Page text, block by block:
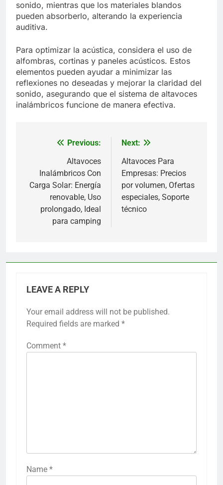
sonido, mientras que los materiales blandos
pueden absorberlo, alterando la experiencia
auditiva.
Para optimizar la acústica, considera el uso de
alfombras, cortinas y paneles acústicos. Estos
elementos pueden ayudar a minimizar las
reflexiones no deseadas y mejorar la claridad del
sonido, asegurando que el sistema de altavoces
inalámbricos funcione de manera efectiva.
navigation
Previous:
Altavoces
Inalámbricos Con
Carga Solar: Energía
renovable, Uso
prolongado, Ideal
para camping
Next:
Altavoces Para
Empresas: Precios
por volumen, Ofertas
especiales, Soporte
técnico
LEAVE A REPLY
Your email address will not be published.
Required fields are marked *
Comment *
Name *